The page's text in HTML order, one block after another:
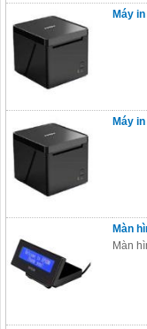
Máy
Máy
Màn
Màn